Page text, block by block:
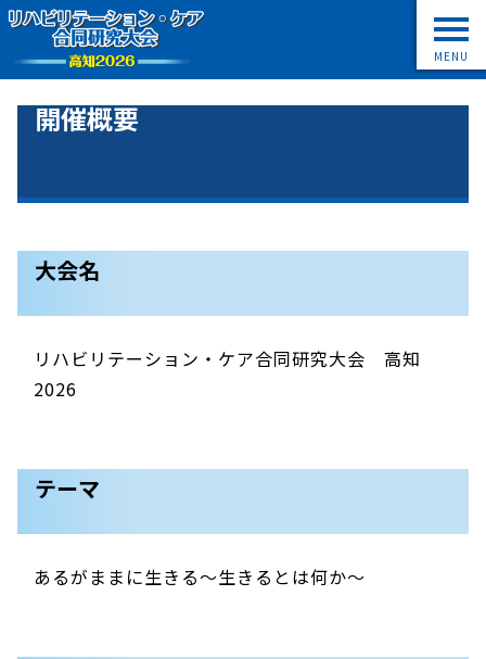
MENU
開催概要
大会名
リハビリテーション・ケア合同研究大会 高知
2026
テーマ
あるがままに生きる～生きるとは何か～